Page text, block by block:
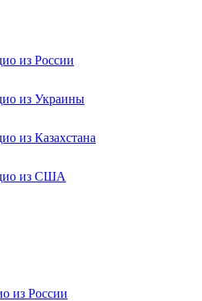
из России
из Украины
из Казахстана
из США
из России